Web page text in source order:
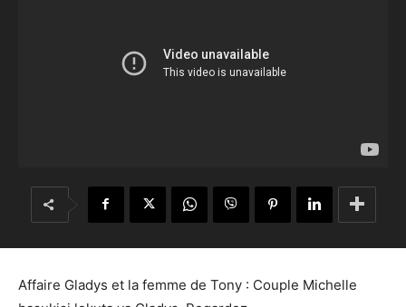
Affaire Gladys et la femme de Tony : Couple Michelle